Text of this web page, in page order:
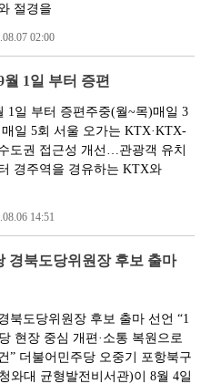
절경을
02:00
1일 부터 증편
1일 부터 증편주중(월~목)매일 3
일 5회 서울 오가는 KTX·KTX-
도권 접근성 개선…관광객 유치
경주역을 경유하는 KTX와
14:51
경북도당위원장 후보 출마
북도당위원장 후보 출마 선언 “1
현장 중심 개편·소통 복원으로
” 더불어민주당 오중기 포항북구
와대 균형발전비서관)이 8월 4일